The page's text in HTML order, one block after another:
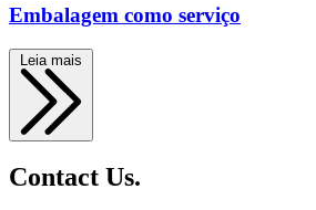
Embalagem como serviço
Leia mais
Contact Us.